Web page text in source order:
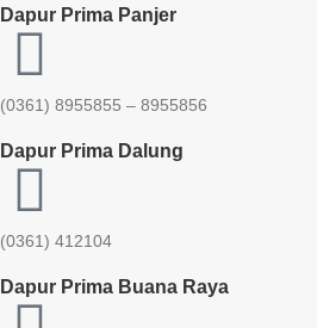
Dapur Prima Panjer
(0361) 8955855 – 8955856​
Dapur Prima Dalung
(0361) 412104
Dapur Prima Buana Raya